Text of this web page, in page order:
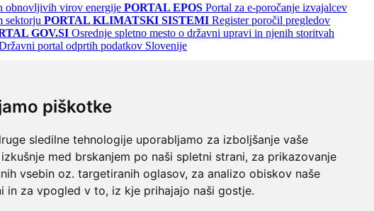
piškotke
sledilne tehnologije uporabljamo za izboljšanje vaše
med brskanjem po naši spletni strani, za prikazovanje
vsebin oz. targetiranih oglasov, za analizo obiskov naše
in za vpogled v to, iz kje prihajajo naši gostje.
obnovljivih virov energije PORTAL EPOS Portal za e-poročanje izvajalcev
sektorju PORTAL KLIMATSKI SISTEMI Register poročil pregledov
GOV.SI Osrednje spletno mesto o državni upravi in njenih storitvah
portal odprtih podatkov Slovenije